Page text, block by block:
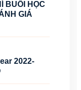
BUỔI HỌC
GIÁ
2022-